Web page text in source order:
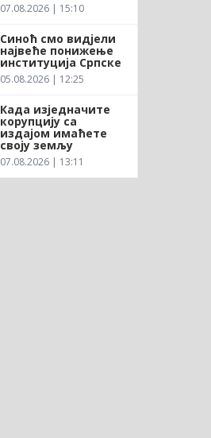
07.08.2026 | 15:10
Синоћ смо видјели
највеће понижење
институција Српске
05.08.2026 | 12:25
Када изједначите
корупцију са
издајом имаћете
своју земљу
07.08.2026 | 13:11